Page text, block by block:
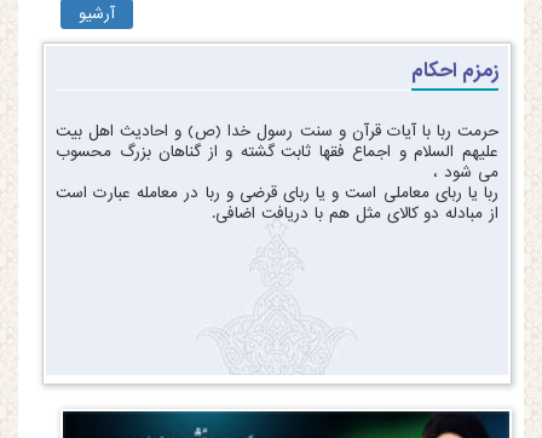
آرشیو
زمزم احکام
حرمت ربا با آیات قرآن و سنت رسول خدا (ص) و احادیث اهل بیت
علیهم السلام و اجماع فقها ثابت گشته و از گناهان بزرگ محسوب
می شود ،
ربا یا ربای معاملی است و یا ربای قرضی و ربا در معامله عبارت است
از مبادله دو کالای مثل هم با دریافت اضافی.